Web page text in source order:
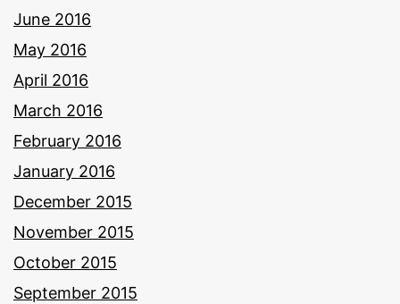
June 2016
May 2016
April 2016
March 2016
February 2016
January 2016
December 2015
November 2015
October 2015
September 2015